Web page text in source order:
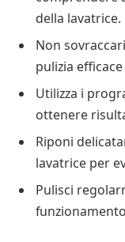
della lavatrice.
Non
pulizia
Utilizza i
ottenere
Riponi
lavatrice per
Pulisci